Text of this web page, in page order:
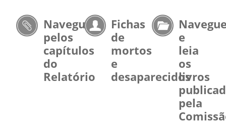
Navegue
pelos
capítulos
do
Relatório
Fichas
de
mortos
e
desaparecidos
e
leia
os
livros
pela